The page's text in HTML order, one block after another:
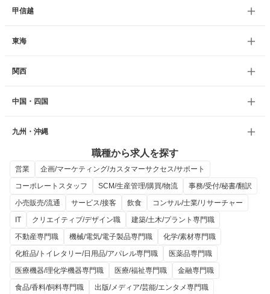
甲信越
東海
関西
中国・四国
九州・沖縄
職種から求人を探す
営業
企画/マーケティング/カスタマーサクセス/サポート
コーポレートスタッフ
SCM/生産管理/購買/物流
事務/受付/秘書/翻訳
小売販売/流通
サービス/接客 飲食
コンサル/士業/リサーチャー
IT
クリエイティブ/デザイン職
建築/土木/プラント専門職
不動産専門職
機械/電気/電子製品専門職
化学/素材専門職
化粧品/トイレタリー/日用品/アパレル専門職
医薬品専門職
医療機器/理化学機器専門職
医療/福祉専門職
金融専門職
食品/香料/飼料専門職
出版/メディア/芸能/エンタメ専門職